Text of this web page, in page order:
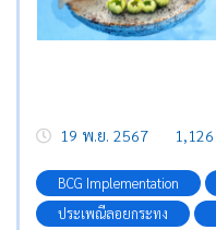
19 พ.ย. 2567 1,126
BCG Implementation
ประเพณีลอยกระทง